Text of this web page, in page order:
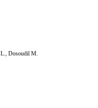
Dosoudil M.